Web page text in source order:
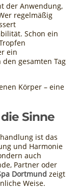
der Anwendung,
regelmäßig
Schon ein
ein
den gesamten Tag
Körper – eine
Sinne
ist das
und Harmonie
auch
Partner oder
Dortmund zeigt
Weise.